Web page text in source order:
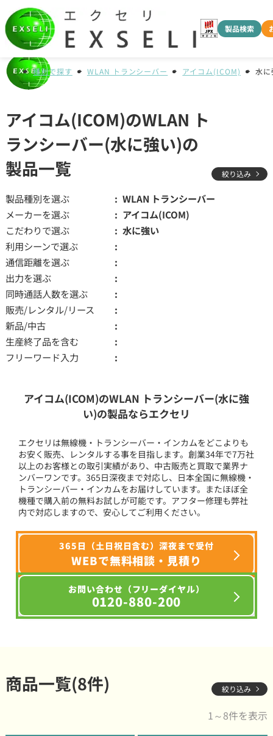
製品検索
種別で探す WLAN トランシーバー アイコム(ICOM) 水に
アイコム(ICOM)のWLAN ト
ランシーバー(水に強い)の
製品一覧
絞り込み
製品種別を選ぶ
WLAN トランシーバー
メーカーを選ぶ
アイコム(ICOM)
こだわりで選ぶ
水に強い
利用シーンで選ぶ
通信距離を選ぶ
出力を選ぶ
同時通話人数を選ぶ
販売/レンタル/リース
新品/中古
生産終了品を含む
フリーワード入力
アイコム(ICOM)のWLAN トランシーバー(水に強
い)の製品ならエクセリ
エクセリは無線機・トランシーバー・インカムをどこよりも
お安く販売、レンタルする事を目指します。創業34年で7万社
以上のお客様との取引実績があり、中古販売と買取で業界ナ
ンバーワンです。365日深夜まで対応し、日本全国に無線機・
トランシーバー・インカムをお届けしています。またほぼ全
機種で購入前の無料お試しが可能です。アフター修理も弊社
内で対応しますので、安心してご利用ください。
365日（土日祝日含む）深夜まで受付
WEBで無料相談・見積り
お問い合わせ（フリーダイヤル）
0120-880-200
商品一覧(8件) 絞り込み
1～8件を表示